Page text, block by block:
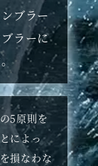
ブラー
ラーに
5原則を
によっ
損なわな